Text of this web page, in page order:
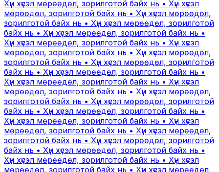
Хүн хүсэл мөрөөдөл, зорилготой байх нь • Хүн хүсэл
мөрөөдөл, зорилготой байх нь • Хүн хүсэл мөрөөдөл,
зорилготой байх нь • Хүн хүсэл мөрөөдөл, зорилготой
байх нь • Хүн хүсэл мөрөөдөл, зорилготой байх нь •
Хүн хүсэл мөрөөдөл, зорилготой байх нь • Хүн хүсэл
мөрөөдөл, зорилготой байх нь • Хүн хүсэл мөрөөдөл,
зорилготой байх нь • Хүн хүсэл мөрөөдөл, зорилготой
байх нь • Хүн хүсэл мөрөөдөл, зорилготой байх нь •
Хүн хүсэл мөрөөдөл, зорилготой байх нь • Хүн хүсэл
мөрөөдөл, зорилготой байх нь • Хүн хүсэл мөрөөдөл,
зорилготой байх нь • Хүн хүсэл мөрөөдөл, зорилготой
байх нь • Хүн хүсэл мөрөөдөл, зорилготой байх нь •
Хүн хүсэл мөрөөдөл, зорилготой байх нь • Хүн хүсэл
мөрөөдөл, зорилготой байх нь • Хүн хүсэл мөрөөдөл,
зорилготой байх нь • Хүн хүсэл мөрөөдөл, зорилготой
байх нь • Хүн хүсэл мөрөөдөл, зорилготой байх нь •
Хүн хүсэл мөрөөдөл, зорилготой байх нь • Хүн хүсэл
мөрөөдөл, зорилготой байх нь • Хүн хүсэл мөрөөдөл,